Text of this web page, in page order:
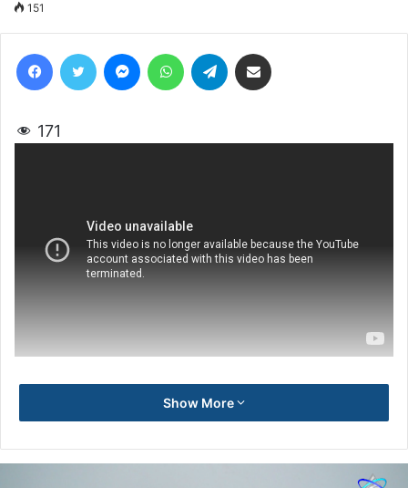
151
171
Show More